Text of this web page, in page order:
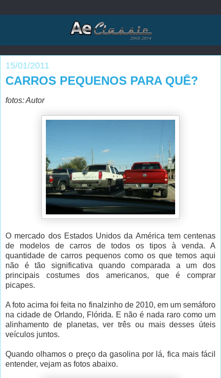
15/01/2011
CARROS PEQUENOS PARA QUÊ?
fotos: Autor
O mercado dos Estados Unidos da América tem centenas
de modelos de carros de todos os tipos à venda. A
quantidade de carros pequenos como os que temos aqui
não é tão significativa quando comparada a um dos
principais costumes dos americanos, que é comprar
picapes.
A foto acima foi feita no finalzinho de 2010, em um semáforo
na cidade de Orlando, Flórida. E não é nada raro como um
alinhamento de planetas, ver três ou mais desses úteis
veículos juntos.
Quando olhamos o preço da gasolina por lá, fica mais fácil
entender, vejam as fotos abaixo.